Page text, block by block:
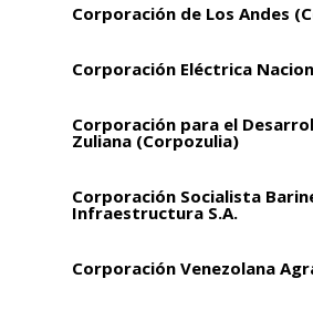
Corporación de Los Andes
Corporación Eléctrica
Corporación para el
Zuliana (Corpozulia)
Corporación Socialista
Infraestructura S.A.
Corporación Venezolana